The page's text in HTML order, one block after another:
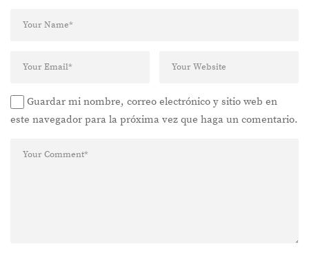
Guardar mi nombre, correo electrónico y sitio web en
este navegador para la próxima vez que haga un comentario.